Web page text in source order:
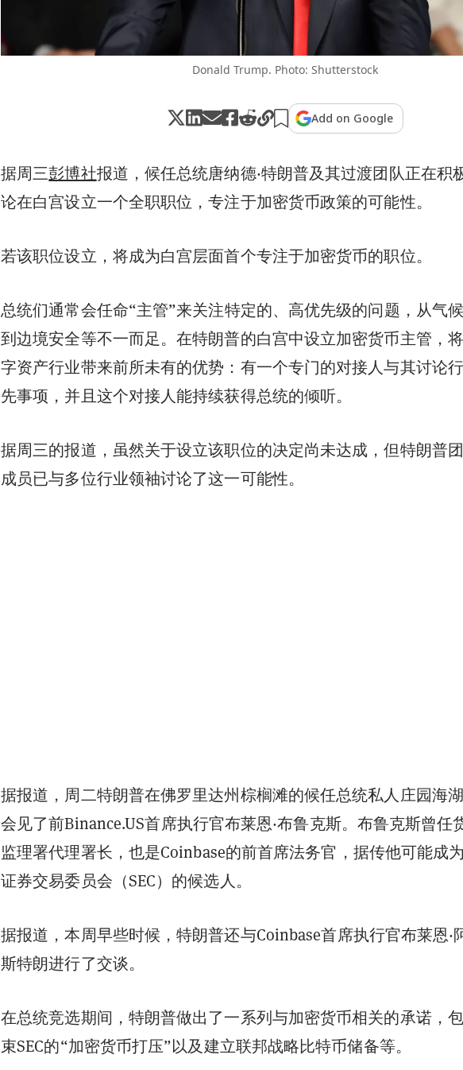
Donald Trump. Photo: Shutterstock
Add on Google
据周三彭博社报道，候任总统唐纳德·特朗普及其过渡团队正在积
论在白宫设立一个全职职位，专注于加密货币政策的可能性。
若该职位设立，将成为白宫层面首个专注于加密货币的职位。
总统们通常会任命“主管”来关注特定的、高优先级的问题，从气
到边境安全等不一而足。在特朗普的白宫中设立加密货币主管，
字资产行业带来前所未有的优势：有一个专门的对接人与其讨论
先事项，并且这个对接人能持续获得总统的倾听。
据周三的报道，虽然关于设立该职位的决定尚未达成，但特朗普
成员已与多位行业领袖讨论了这一可能性。
据报道，周二特朗普在佛罗里达州棕榈滩的候任总统私人庄园海
会见了前Binance.US首席执行官布莱恩·布鲁克斯。布鲁克斯曾任
监理署代理署长，也是Coinbase的前首席法务官，据传他可能成
证券交易委员会（SEC）的候选人。
据报道，本周早些时候，特朗普还与Coinbase首席执行官布莱恩·
斯特朗进行了交谈。
在总统竞选期间，特朗普做出了一系列与加密货币相关的承诺，
束SEC的“加密货币打压”以及建立联邦战略比特币储备等。